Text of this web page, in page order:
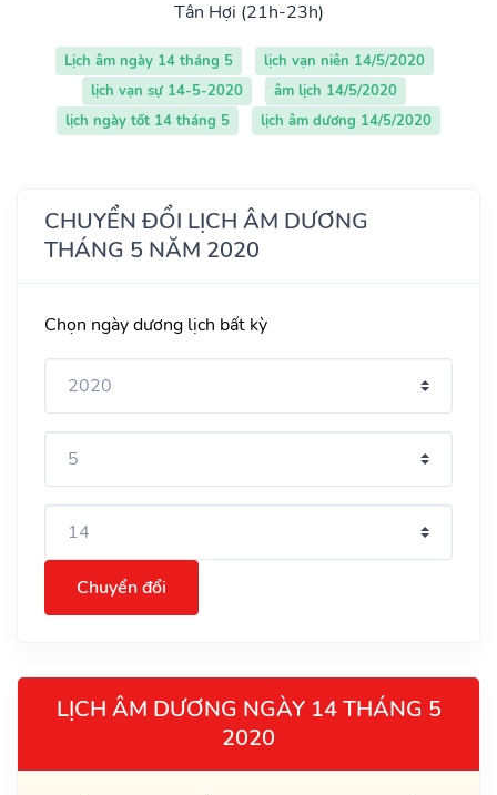
Tân Hợi (21h-23h)
Lịch âm ngày 14 tháng 5
lịch vạn niên 14/5/2020
lịch vạn sự 14-5-2020
âm lịch 14/5/2020
lịch ngày tốt 14 tháng 5
lịch âm dương 14/5/2020
CHUYỂN ĐỔI LỊCH ÂM DƯƠNG
THÁNG 5 NĂM 2020
Chọn ngày dương lịch bất kỳ
Chuyển đổi
LỊCH ÂM DƯƠNG NGÀY 14 THÁNG 5
2020